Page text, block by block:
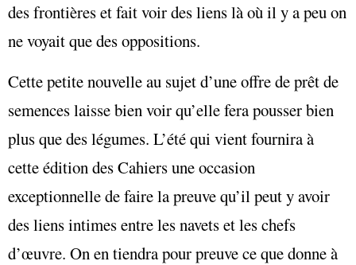
des frontières et fait voir des liens là où il y a peu on
ne voyait que des oppositions.
Cette petite nouvelle au sujet d’une offre de prêt de
semences laisse bien voir qu’elle fera pousser bien
plus que des légumes. L’été qui vient fournira à
cette édition des Cahiers une occasion
exceptionnelle de faire la preuve qu’il peut y avoir
des liens intimes entre les navets et les chefs
d’œuvre. On en tiendra pour preuve ce que donne à